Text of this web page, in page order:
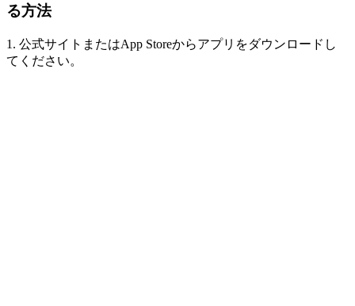
る方法
1. 公式サイトまたはApp Storeからアプリをダウンロードし
てください。